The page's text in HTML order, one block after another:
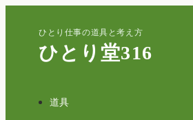
ひとり仕事の道具と考え方
ひとり堂316
道具